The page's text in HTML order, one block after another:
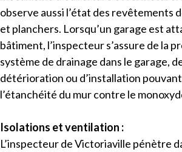
observe aussi l’état des revêtements
et planchers. Lorsqu’un garage est
bâtiment, l’inspecteur s’assure de la
système de drainage dans le garage,
détérioration ou d’installation
l’étanchéité du mur contre le
Isolations et ventilation :
L’inspecteur de Victoriaville pénètre